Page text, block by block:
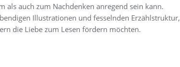
auch zum Nachdenken anregend sein kann.
Illustrationen und fesselnden Erzählstruktur,
die Liebe zum Lesen fördern möchten.